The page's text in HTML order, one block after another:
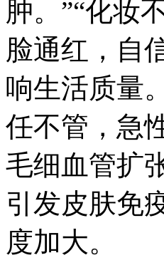
肿。”“化妆
脸通红，自
响生活质量
任不管，急
毛细血管扩
引发皮肤免
度加大。